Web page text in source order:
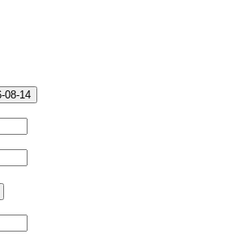
08-14